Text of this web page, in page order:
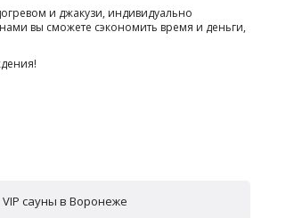
и джакузи, индивидуально
вы сможете сэкономить время и деньги,
VIP сауны в Воронеже